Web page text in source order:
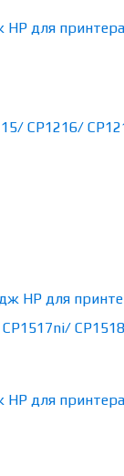
для
для